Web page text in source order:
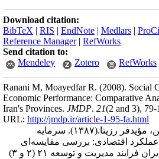
Download citation:
BibTeX | RIS | EndNote | Medlars |
Reference Manager| RefWorks
Send citation to:
Mendeley
Zotero RefWorks
Ranani M, Moayedfar R. (2008). Social
Economic Performance: Comparative
Iran's Provinces. JMDP. 21(2 and 3), 79-
URL: http://jmdp.ir/article-1-95-fa.html
مؤیدفر رزیتا.(۱۳۸۷).
سرمایه
عملکرد اقتصادی: بررسی مقایسه‌ای
استان‌های ایران فرایند مدیریت و توسعه ۲۱ (۲ و ۳)